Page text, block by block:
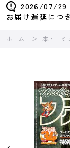
2026/07/29
お届け遅延につ
ホーム 本・コミ